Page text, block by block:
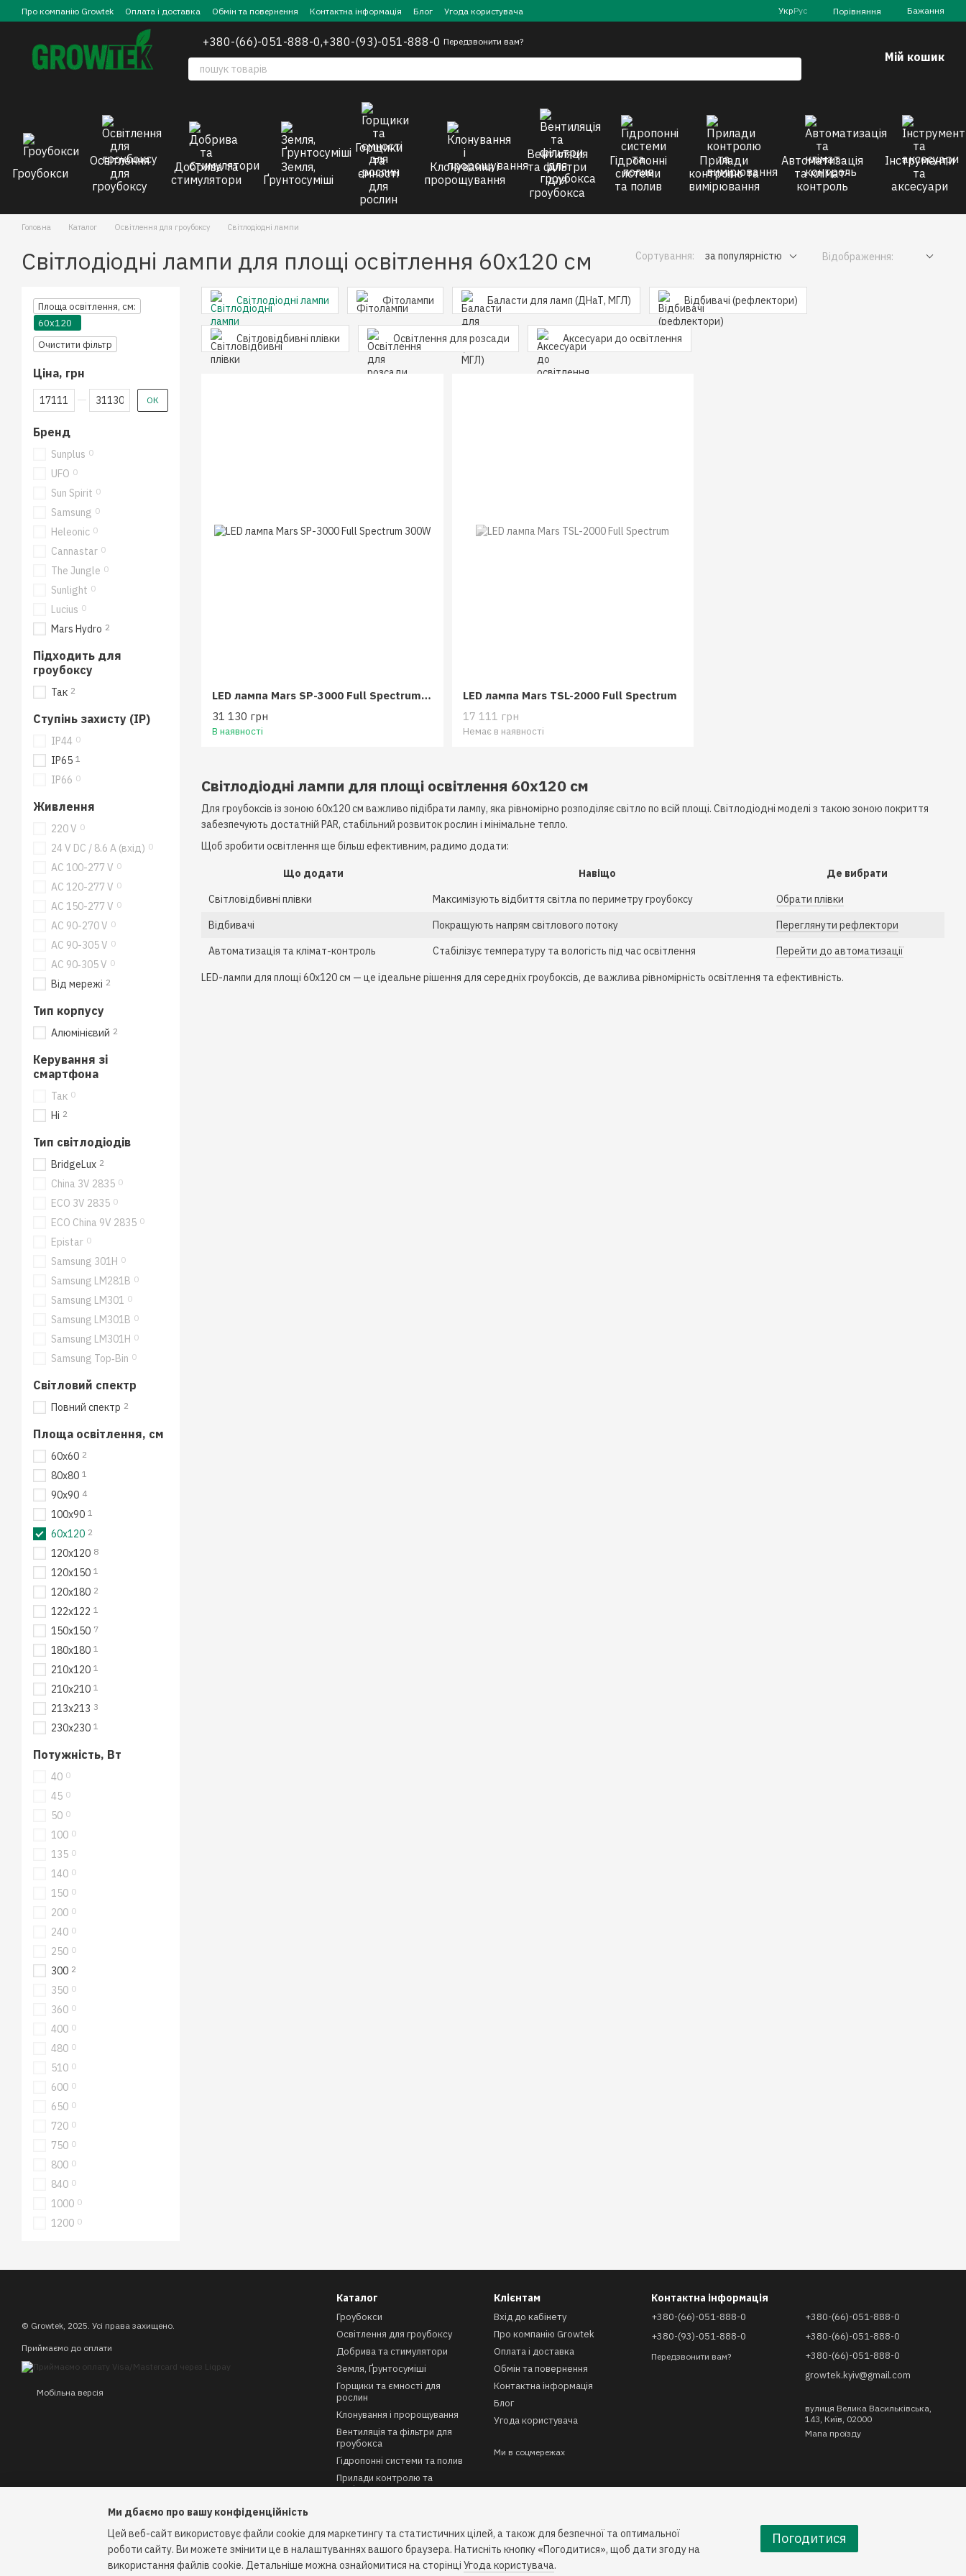
Перейти до основного контенту
Про компанію Growtek Оплата і доставка Обмін та повернення Контактна інформація Блог Угода користувача УкрРус Порівняння Бажання
+380-(66)-051-888-0,+380-(93)-051-888-0 Передзвонити вам?
Мій кошик
Гроубокси
Освітлення
для
гроубоксу
Добрива та
стимулятори
Земля,
Ґрунтосуміші
Горщики
та
ємності
для
рослин
Клонування і
пророщування
Вентиляція
та фільтри
для
гроубокса
Гідропонні
системи
та полив
Прилади
контролю та
вимірювання
Автоматизація
та клімат-
контроль
Інструменти
та
аксесуари
Головна Каталог Освітлення для гроубоксу Світлодіодні лампи
Світлодіодні лампи для площі освітлення 60x120 см Сортування: за популярністю Відображення:
Світлодіодні лампи Фітолампи Баласти для ламп (ДНаТ, МГЛ) Відбивачі (рефлектори)
Світловідбивні плівки Освітлення для розсади Аксесуари до освітлення
Світлодіодні лампи для площі освітлення 60x120 см
Для гроубоксів із зоною 60x120 см важливо підібрати лампу, яка рівномірно розподіляє світло по всій площі. Світлодіодні моделі з такою зоною покриття
забезпечують достатній PAR, стабільний розвиток рослин і мінімальне тепло.
Щоб зробити освітлення ще більш ефективним, радимо додати:
Що додати Навіщо
Де вибрати
Світловідбивні плівки
Максимізують відбиття світла по периметру гроубоксу
Обрати плівки
Відбивачі
Покращують напрям світлового потоку
Переглянути рефлектори
Автоматизація та клімат-контроль
Стабілізує температуру та вологість під час освітлення Перейти до автоматизації
LED-лампи для площі 60x120 см — це ідеальне рішення для середніх гроубоксів, де важлива рівномірність освітлення та ефективність.
LED лампа Mars SP-3000 Full Spectrum 300W
31 130 грн
В наявності
LED лампа Mars TSL-2000 Full Spectrum
17 111 грн
Немає в наявності
Площа освітлення, см:
60x120
Очистити фільтр
Ціна, грн
Від Ціна, грн
До Ціна, грн ОК
Бренд
Sunplus 0
UFO 0
Sun Spirit 0
Samsung 0
Heleonic 0
Cannastar 0
The Jungle 0
Sunlight 0
Lucius 0
Mars Hydro 2
Підходить для
гроубоксу
Так 2
Ступінь захисту (IP)
IP44 0
IP65 1
IP66 0
Живлення
220 V 0
24 V DC / 8.6 A (вхід) 0
AC 100-277 V 0
AC 120-277 V 0
AC 150-277 V 0
AC 90-270 V 0
AC 90-305 V 0
AC 90‑305 V 0
Від мережі 2
Тип корпусу
Алюмінієвий 2
Керування зі
смартфона
Так 0
Ні 2
Тип світлодіодів
BridgeLux 2
China 3V 2835 0
ECO 3V 2835 0
ECO China 9V 2835 0
Epistar 0
Samsung 301H 0
Samsung LM281B 0
Samsung LM301 0
Samsung LM301B 0
Samsung LM301H 0
Samsung Top‑Bin 0
Світловий спектр
Повний спектр 2
Площа освітлення, см
60x60 2
80x80 1
90x90 4
100x90 1
60x120 2
120x120 8
120x150 1
120x180 2
122x122 1
150x150 7
180x180 1
210x120 1
210x210 1
213x213 3
230x230 1
Потужність, Вт
40 0
45 0
50 0
100 0
135 0
140 0
150 0
200 0
240 0
250 0
300 2
350 0
360 0
400 0
480 0
510 0
600 0
650 0
720 0
750 0
800 0
840 0
1000 0
1200 0
© Growtek, 2025. Усі права захищено.
Приймаємо до оплати
Мобільна версія
Інтернет-магазин створений з Хорошоп
Каталог
Гроубокси
Освітлення для гроубоксу
Добрива та стимулятори
Земля, Ґрунтосуміші
Горщики та ємності для
рослин
Клонування і пророщування
Вентиляція та фільтри для
гроубокса
Гідропонні системи та полив
Прилади контролю та
вимірювання
Інструменти та аксесуари
Клієнтам
Вхід до кабінету
Про компанію Growtek
Оплата і доставка
Обмін та повернення
Контактна інформація
Блог
Угода користувача
Ми в соцмережах
Контактна інформація
+380-(66)-051-888-0
+380-(93)-051-888-0
Передзвонити вам?
+380-(66)-051-888-0
+380-(66)-051-888-0
+380-(66)-051-888-0
growtek.kyiv@gmail.com
вулиця Велика Васильківська,
143, Київ, 02000
Мапа проїзду
Ми дбаємо про вашу конфіденційність
Цей веб-сайт використовує файли cookie для маркетингу та статистичних цілей, а також для безпечної та оптимальної
роботи сайту. Ви можете змінити це в налаштуваннях вашого браузера. Натисніть кнопку «Погодитися», щоб дати згоду на
використання файлів cookie. Детальніше можна ознайомитися на сторінці Угода користувача.
Погодитися